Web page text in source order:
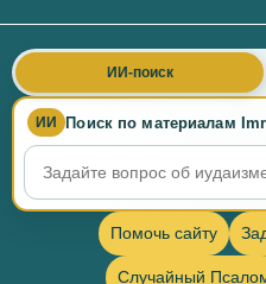
ИИ Поиск по материалам
ИИ-поиск
Помочь сайту
Случайный